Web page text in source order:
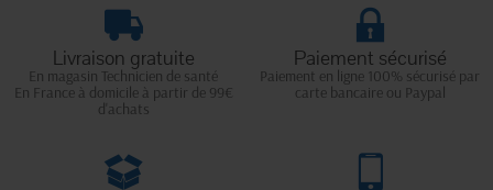
Livraison gratuite
En magasin Technicien de santé
En France à domicile à partir de 99€
d'achats
Paiement sécurisé
Paiement en ligne 100% sécurisé par
carte bancaire ou Paypal